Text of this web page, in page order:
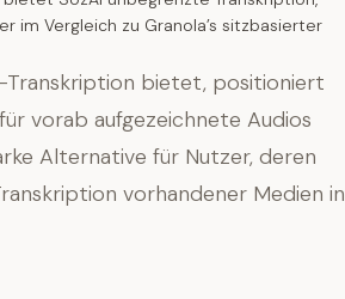
im Vergleich zu Granola’s sitzbasierter
Transkription bietet, positioniert
vorab aufgezeichnete Audios
Alternative für Nutzer, deren
vorhandener Medien in